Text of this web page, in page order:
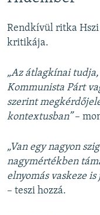
Rendkívül ritka
kritikája.
„Az átlagkínai
Kommunista Párt
szerint
kontextusban”–
„Van egy nagyon
nagymértékben
elnyomás vaskeze
– teszi hozzá.